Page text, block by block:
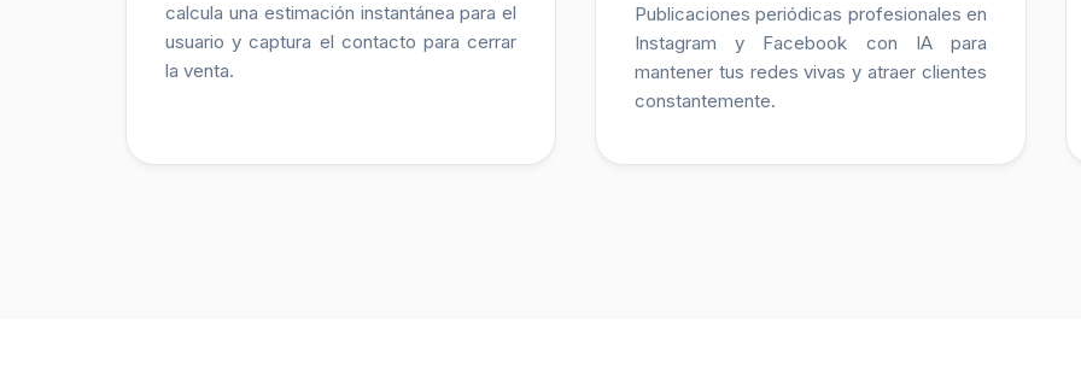
calcula una estimación instantánea para el
usuario y captura el contacto para cerrar
la venta.
Publicaciones periódicas profesionales en
Instagram y Facebook con IA para
mantener tus redes vivas y atraer clientes
constantemente.